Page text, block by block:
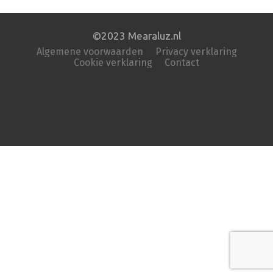
©2023 Mearaluz.nl
Algemene voorwaarden
Privacy verklaring
Cookie verklaring
Contact